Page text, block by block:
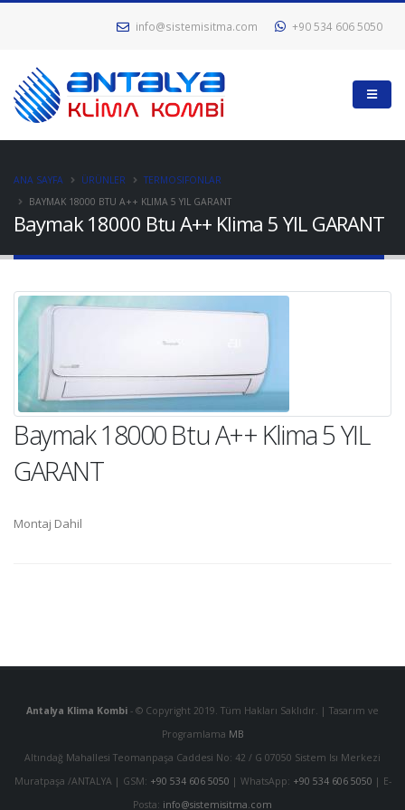
info@sistemisitma.com +90 534 606 5050
Baymak 18000 Btu A++ Klima 5 YIL GARANT
ANA SAYFA ÜRÜNLER
TERMOSIFONLAR
BAYMAK 18000 BTU A++ KLIMA 5 YIL GARANT
Baymak 18000 Btu A++ Klima 5 YIL
GARANT
Montaj Dahil
Antalya Klima Kombi - © Copyright 2019. Tüm Hakları Saklıdır. | Tasarım ve
Programlama MB
Altındağ Mahallesi Teomanpaşa Caddesi No: 42 / G 07050 Sistem Isı Merkezi
Muratpaşa /ANTALYA | GSM: +90 534 606 5050 | WhatsApp: +90 534 606 5050 | E-
Posta: info@sistemisitma.com